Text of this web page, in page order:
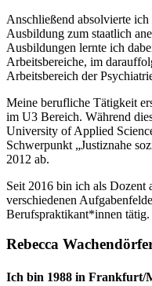
Anschließend absolvierte
Ausbildung zum staatlich
Ausbildungen lernte ich
Arbeitsbereiche, im
Arbeitsbereich der
Meine berufliche Tätigkeit
im U3 Bereich. Während
University of Applied
Schwerpunkt „Justiznahe
2012 ab.
Seit 2016 bin ich als Dozent
verschiedenen
Berufspraktikant*innen tätig.
Rebecca
Ich bin 1988 in Frankfurt/